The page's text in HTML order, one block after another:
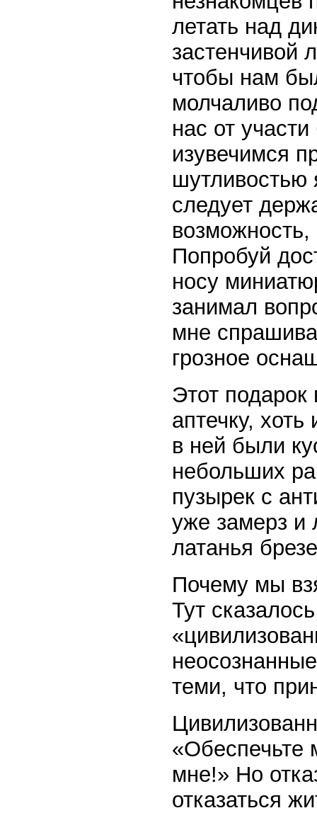
летать над
застенчивой
чтобы нам
молчаливо
нас от
изувечимся
шутливостью
следует
Попробуй
носу
занимал
мне
грозное
Этот
аптечку,
в ней были
небольших
пузырек с
уже замерз и
латанья
Почему мы
Тут
теми, что
«Обеспечьте
мне!» Но
отказаться